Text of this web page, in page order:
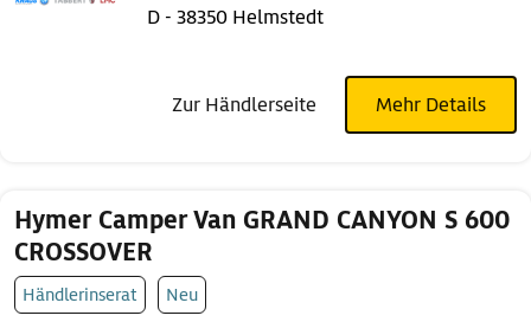
D - 38350 Helmstedt
Zur Händlerseite Mehr Details
Hymer Camper Van GRAND CANYON S 600
CROSSOVER
Händlerinserat Neu